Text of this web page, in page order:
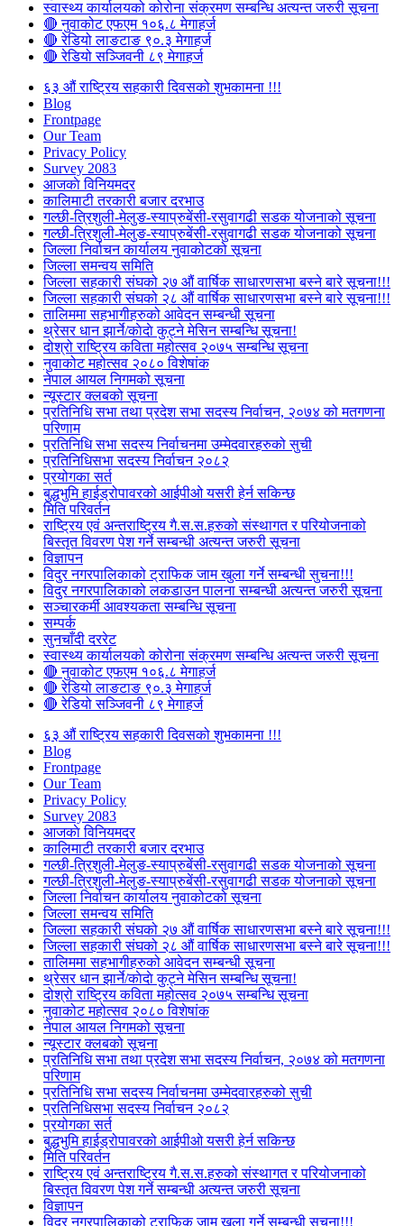
स्वास्थ्य कार्यालयको कोरोना संक्रमण सम्बन्धि अत्यन्त जरुरी सूचना
🔴 नुवाकोट एफएम १०६.८ मेगाहर्ज
🔴 रेडियो लाङटाङ ९०.३ मेगाहर्ज
🔴 रेडियो सञ्जिवनी ८९ मेगाहर्ज
६३ औं राष्ट्रिय सहकारी दिवसको शुभकामना !!!
Blog
Frontpage
Our Team
Privacy Policy
Survey 2083
आजकाे विनियमदर
कालिमाटी तरकारी बजार दरभाउ
गल्छी-त्रिशुली-मेलुङ-स्याप्रुबेंसी-रसुवागढी सडक योजनाको सूचना
गल्छी-त्रिशुली-मेलुङ-स्याप्रुबेंसी-रसुवागढी सडक योजनाको सूचना
जिल्ला निर्वाचन कार्यालय नुवाकोटको सूचना
जिल्ला समन्वय समिति
जिल्ला सहकारी संघको २७ औं वार्षिक साधारणसभा बस्ने बारे सूचना!!!
जिल्ला सहकारी संघको २८ औं वार्षिक साधारणसभा बस्ने बारे सूचना!!!
तालिममा सहभागीहरुको आवेदन सम्बन्धी सूचना
थ्रेसर धान झार्ने/काेदाे कुट्ने मेसिन सम्बन्धि सूचना!
दोश्रो राष्ट्रिय कविता महोत्सव २०७५ सम्बन्धि सूचना
नुवाकोट महोत्सव २०८० विशेषांक
नेपाल आयल निगमको सूचना
न्यूस्टार क्लबको सूचना
प्रतिनिधि सभा तथा प्रदेश सभा सदस्य निर्वाचन, २०७४ को मतगणना
परिणाम
प्रतिनिधि सभा सदस्य निर्वाचनमा उम्मेदवारहरुको सुची
प्रतिनिधिसभा सदस्य निर्वाचन २०८२
प्रयोगका सर्त
बुद्धभुमि हाईड्रोपावरको आईपीओ यसरी हेर्न सकिन्छ
मिति परिवर्तन
राष्ट्रिय एवं अन्तराष्ट्रिय गै.स.स.हरुको संस्थागत र परियोजनाको
बिस्तृत विवरण पेश गर्ने सम्बन्धी अत्यन्त जरुरी सूचना
विज्ञापन
विदुर नगरपालिकाको ट्राफिक जाम खुला गर्ने सम्बन्धी सुचना!!!
विदुर नगरपालिकाको लकडाउन पालना सम्बन्धी अत्यन्त जरुरी सूचना
सञ्चारकर्मी आवश्यकता सम्बन्धि सूचना
सम्पर्क
सुनचाँदी दररेट
स्वास्थ्य कार्यालयको कोरोना संक्रमण सम्बन्धि अत्यन्त जरुरी सूचना
🔴 नुवाकोट एफएम १०६.८ मेगाहर्ज
🔴 रेडियो लाङटाङ ९०.३ मेगाहर्ज
🔴 रेडियो सञ्जिवनी ८९ मेगाहर्ज
६३ औं राष्ट्रिय सहकारी दिवसको शुभकामना !!!
Blog
Frontpage
Our Team
Privacy Policy
Survey 2083
आजकाे विनियमदर
कालिमाटी तरकारी बजार दरभाउ
गल्छी-त्रिशुली-मेलुङ-स्याप्रुबेंसी-रसुवागढी सडक योजनाको सूचना
गल्छी-त्रिशुली-मेलुङ-स्याप्रुबेंसी-रसुवागढी सडक योजनाको सूचना
जिल्ला निर्वाचन कार्यालय नुवाकोटको सूचना
जिल्ला समन्वय समिति
जिल्ला सहकारी संघको २७ औं वार्षिक साधारणसभा बस्ने बारे सूचना!!!
जिल्ला सहकारी संघको २८ औं वार्षिक साधारणसभा बस्ने बारे सूचना!!!
तालिममा सहभागीहरुको आवेदन सम्बन्धी सूचना
थ्रेसर धान झार्ने/काेदाे कुट्ने मेसिन सम्बन्धि सूचना!
दोश्रो राष्ट्रिय कविता महोत्सव २०७५ सम्बन्धि सूचना
नुवाकोट महोत्सव २०८० विशेषांक
नेपाल आयल निगमको सूचना
न्यूस्टार क्लबको सूचना
प्रतिनिधि सभा तथा प्रदेश सभा सदस्य निर्वाचन, २०७४ को मतगणना
परिणाम
प्रतिनिधि सभा सदस्य निर्वाचनमा उम्मेदवारहरुको सुची
प्रतिनिधिसभा सदस्य निर्वाचन २०८२
प्रयोगका सर्त
बुद्धभुमि हाईड्रोपावरको आईपीओ यसरी हेर्न सकिन्छ
मिति परिवर्तन
राष्ट्रिय एवं अन्तराष्ट्रिय गै.स.स.हरुको संस्थागत र परियोजनाको
बिस्तृत विवरण पेश गर्ने सम्बन्धी अत्यन्त जरुरी सूचना
विज्ञापन
विदुर नगरपालिकाको ट्राफिक जाम खुला गर्ने सम्बन्धी सुचना!!!